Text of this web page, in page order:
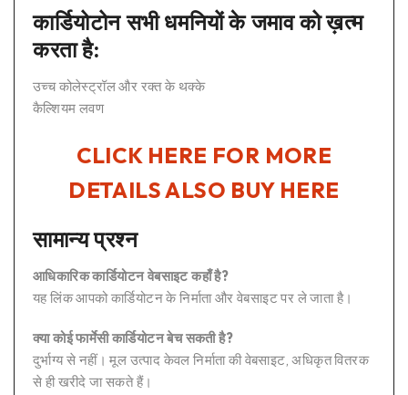
कार्डियोटोन सभी धमनियों के जमाव को ख़त्म
करता है:
उच्च कोलेस्ट्रॉल और रक्त के थक्के
कैल्शियम लवण
CLICK HERE FOR MORE
DETAILS ALSO BUY HERE
सामान्य प्रश्न
आधिकारिक कार्डियोटन वेबसाइट कहाँ है?
यह लिंक आपको कार्डियोटन के निर्माता और वेबसाइट पर ले जाता है।
क्या कोई फार्मेसी कार्डियोटन बेच सकती है?
दुर्भाग्य से नहीं। मूल उत्पाद केवल निर्माता की वेबसाइट, अधिकृत वितरक
से ही खरीदे जा सकते हैं।